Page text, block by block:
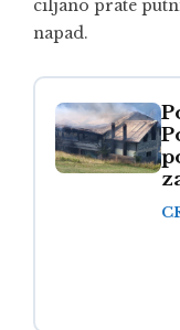
ciljano prate
napad.